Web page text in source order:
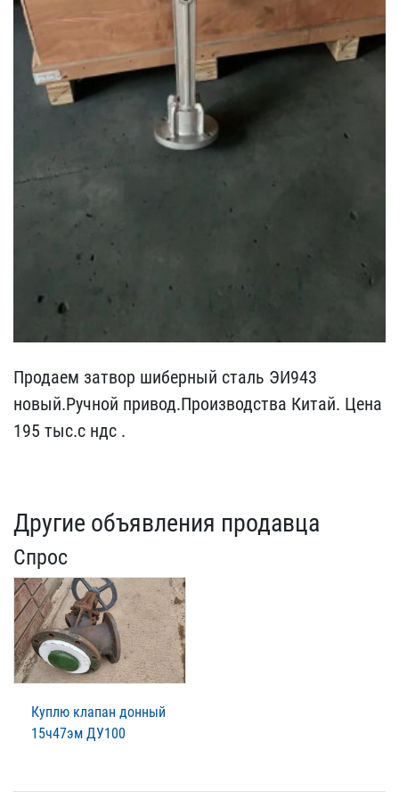
Продаем затвор шиберный ​сталь ЭИ943
новый.Ручной​ привод.Производства Кит​ай. Цена
195 тыс.с ндс .
Другие объявления продавца
Спрос
Куплю клапан донный
15ч47эм ДУ100